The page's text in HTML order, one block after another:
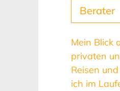
Berater
Mein Blick
privaten
Reisen
ich im